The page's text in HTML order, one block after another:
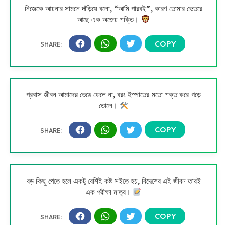
নিজেকে আয়নার সামনে দাঁড়িয়ে বলো, “আমি পারবই”, কারণ তোমার ভেতরে
আছে এক অজেয় শক্তি।
প্রবাস জীবন আমাদের ভেঙে ফেলে না, বরং ইস্পাতের মতো শক্ত করে গড়ে
তোলে।
বড় কিছু পেতে হলে একটু বেশিই কষ্ট সইতে হয়, বিদেশের এই জীবন তারই
এক পরীক্ষা মাত্র।